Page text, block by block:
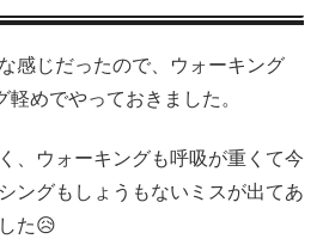
感じだったので、ウォーキング
めでやっておきました。
、ウォーキングも呼吸が重くて今
ングもしょうもないミスが出てあ
た😥